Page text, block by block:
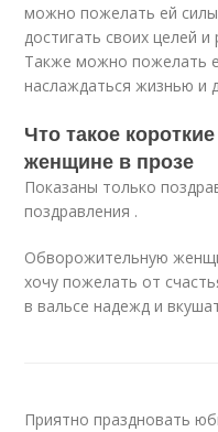
можно пожелать ей
достигать своих целей
Также можно пожелать
наслаждаться жизнью и
Что такое
женщине в прозе
Показаны только
поздравления .
Обворожительную
хочу пожелать от
в вальсе надежд и
Приятно праздновать